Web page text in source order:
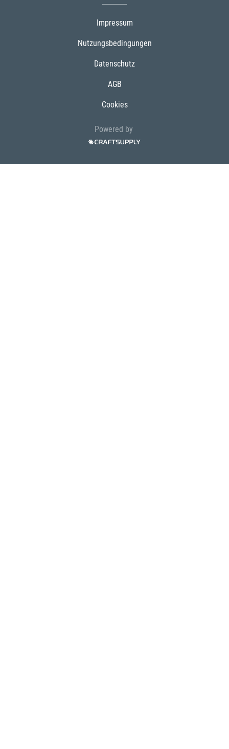
Impressum
Nutzungsbedingungen
Datenschutz
AGB
Cookies
Powered by